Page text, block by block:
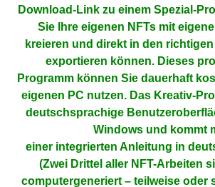
Download-Link zu einem Spezial-
Sie Ihre eigenen NFTs mit
kreieren und direkt in den
exportieren können. Dieses
Programm können Sie dauerhaft
eigenen PC nutzen. Das Kreativ-
deutschsprachige
Windows und kommt
einer integrierten Anleitung in
(Zwei Drittel aller NFT-Arbeiten
computergeneriert – teilweise oder